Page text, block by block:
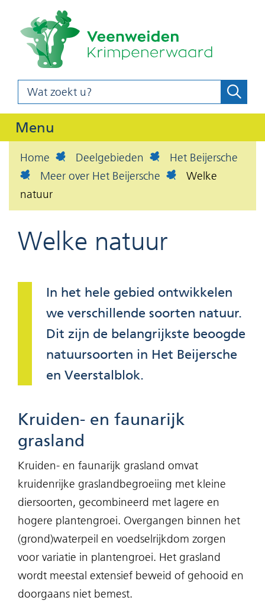
naar
de
o
Wat
zoekt
u?
Menu
Home Deelgebieden
Het Beijersche
Meer over Het Beijersche
Welke
natuur
Welke natuur
In het hele gebied ontwikkelen
we verschillende soorten natuur.
Dit zijn de belangrijkste beoogde
natuursoorten in Het Beijersche
en Veerstalblok.
Kruiden- en faunarijk
grasland
Kruiden- en faunarijk grasland omvat
kruidenrijke graslandbegroeiing met kleine
diersoorten, gecombineerd met lagere en
hogere plantengroei. Overgangen binnen het
(grond)waterpeil en voedselrijkdom zorgen
voor variatie in plantengroei. Het grasland
wordt meestal extensief beweid of gehooid en
doorgaans niet bemest.